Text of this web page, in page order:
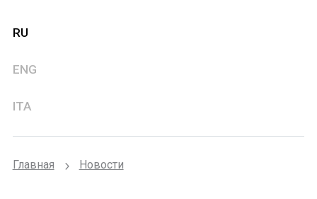
RU
ENG
ITA
Главная Новости